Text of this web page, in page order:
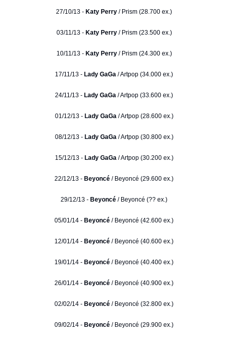
27/10/13 - Katy Perry / Prism (28.700 ex.)
03/11/13 - Katy Perry/ Prism (23.500 ex.)
10/11/13 - Katy Perry/ Prism (24.300 ex.)
17/11/13 - Lady GaGa / Artpop (34.000 ex.)
24/11/13 - Lady GaGa / Artpop (33.600 ex.)
01/12/13 - Lady GaGa/ Artpop (28.600 ex.)
08/12/13 - Lady GaGa/ Artpop (30.800 ex.)
15/12/13 - Lady GaGa/ Artpop (30.200 ex.)
22/12/13 - Beyoncé / Beyoncé (29.600 ex.)
29/12/13 - Beyoncé / Beyoncé (?? ex.)
05/01/14 - Beyoncé / Beyoncé (42.600 ex.)
12/01/14 - Beyoncé / Beyoncé (40.600 ex.)
19/01/14 - Beyoncé / Beyoncé (40.400 ex.)
26/01/14 - Beyoncé / Beyoncé (40.900 ex.)
02/02/14 - Beyoncé / Beyoncé (32.800 ex.)
09/02/14 - Beyoncé / Beyoncé (29.900 ex.)